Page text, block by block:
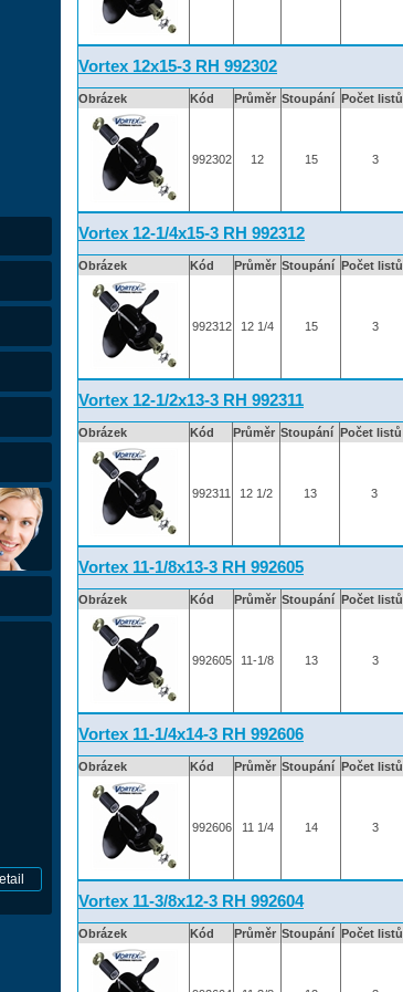
Vortex 12x15-3 RH 992302
Obrázek Kód Průměr Stoupání Počet listů
992302 12 15 3
Vortex 12-1/4x15-3 RH 992312
Obrázek Kód Průměr Stoupání Počet listů
992312 12 1/4 15 3
Vortex 12-1/2x13-3 RH 992311
Obrázek Kód Průměr Stoupání Počet listů
992311 12 1/2 13 3
Vortex 11-1/8x13-3 RH 992605
Obrázek Kód Průměr Stoupání Počet listů
992605 11-1/8 13 3
Vortex 11-1/4x14-3 RH 992606
Obrázek Kód Průměr Stoupání Počet listů
992606 11 1/4 14 3
Vortex 11-3/8x12-3 RH 992604
Obrázek Kód Průměr Stoupání Počet listů